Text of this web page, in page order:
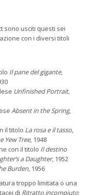
sono usciti questi sei
con i diversi titoli
Il pane del gigante,
Unfinished Portrait,
Absent in the Spring,
il titolo La rosa e il tasso,
Yew Tree, 1948
con il titolo Il destino
a Daughter, 1952
Burden, 1956
troppo limitata o una
di Ritratto incompiuto